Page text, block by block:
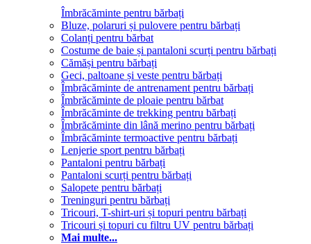
Îmbrăcăminte pentru bărbați
Bluze, polaruri și pulovere pentru bărbați
Colanți pentru bărbat
Costume de baie și pantaloni scurți pentru bărbați
Cămăși pentru bărbați
Geci, paltoane și veste pentru bărbați
Îmbrăcăminte de antrenament pentru bărbați
Îmbrăcăminte de ploaie pentru bărbat
Îmbrăcăminte de trekking pentru bărbați
Îmbrăcăminte din lână merino pentru bărbați
Îmbrăcăminte termoactive pentru bărbați
Lenjerie sport pentru bărbați
Pantaloni pentru bărbați
Pantaloni scurți pentru bărbați
Salopete pentru bărbați
Treninguri pentru bărbați
Tricouri, T-shirt-uri și topuri pentru bărbați
Tricouri și topuri cu filtru UV pentru bărbați
Mai multe...